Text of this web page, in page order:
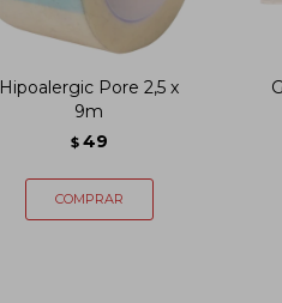
Hipoalergic Pore 2,5 x
9m
$ 49